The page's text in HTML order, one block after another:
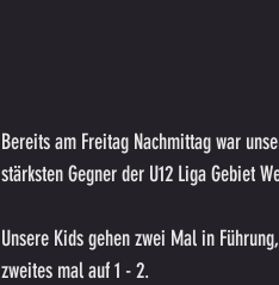
Bereits am Freitag Nachmittag war
stärksten Gegner der U12 Liga Gebiet
Unsere Kids gehen zwei Mal in
zweites mal auf 1 - 2.